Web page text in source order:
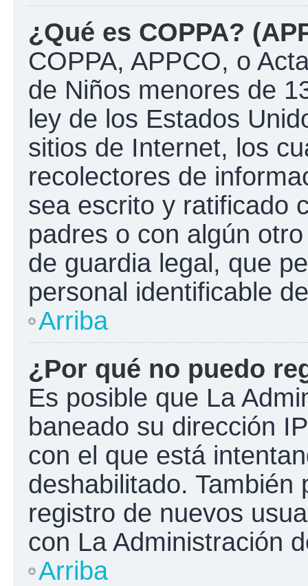
¿Qué es COPPA?
COPPA, APPCO, o
de Niños menores de
ley de los Estados
sitios de Internet, los
recolectores de
sea escrito y ratificado
padres o con algún
de guardia legal, que
personal identificable
Arriba
¿Por qué no puedo
Es posible que La
baneado su dirección
con el que está
deshabilitado.
registro de nuevos
con La Administración
Arriba